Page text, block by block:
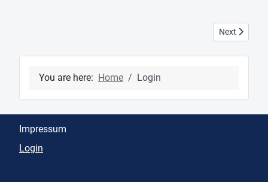
Next article:
Next
You are here: Home Login
Impressum
Login